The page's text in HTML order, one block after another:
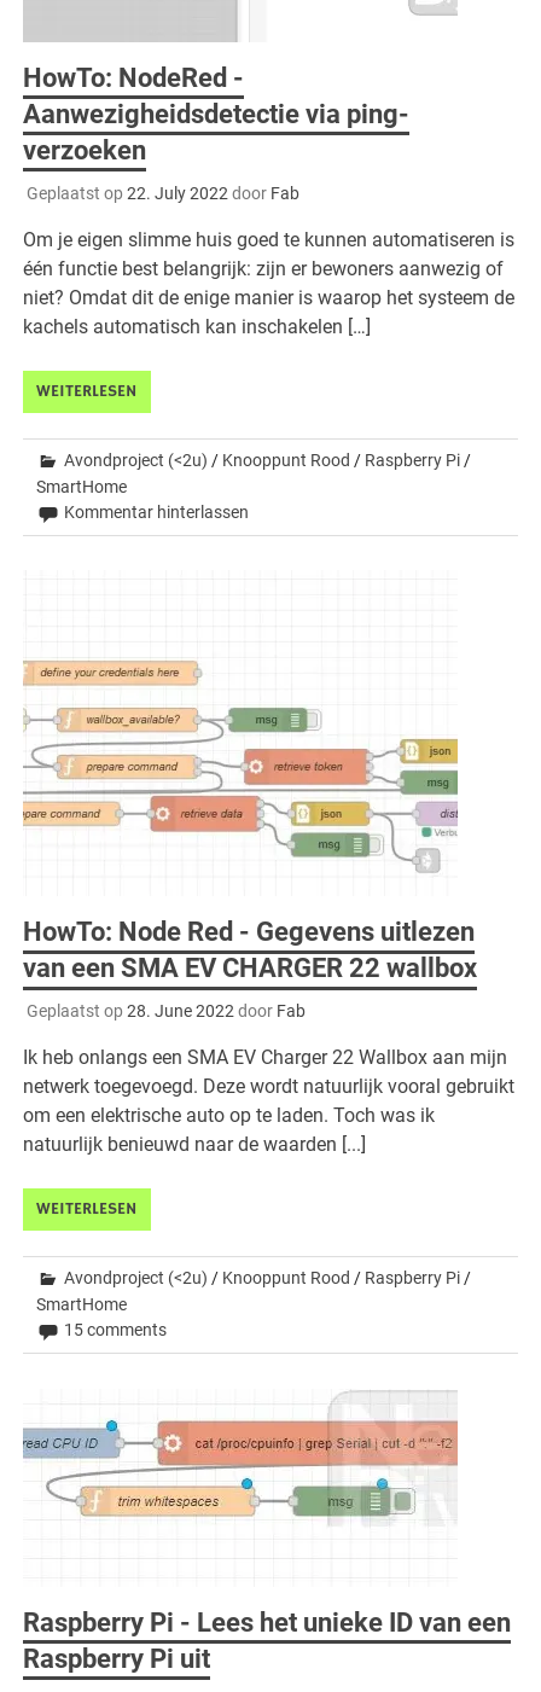
HowTo: NodeRed -
Aanwezigheidsdetectie via ping-
verzoeken
Geplaatst op 22. July 2022 door Fab
Om je eigen slimme huis goed te kunnen automatiseren is
één functie best belangrijk: zijn er bewoners aanwezig of
niet? Omdat dit de enige manier is waarop het systeem de
kachels automatisch kan inschakelen […]
WEITERLESEN
Avondproject (<2u) / Knooppunt Rood / Raspberry Pi /
SmartHome
Kommentar hinterlassen
HowTo: Node Red - Gegevens uitlezen
van een SMA EV CHARGER 22 wallbox
Geplaatst op 28. June 2022 door Fab
Ik heb onlangs een SMA EV Charger 22 Wallbox aan mijn
netwerk toegevoegd. Deze wordt natuurlijk vooral gebruikt
om een elektrische auto op te laden. Toch was ik
natuurlijk benieuwd naar de waarden [...]
WEITERLESEN
Avondproject (<2u) / Knooppunt Rood / Raspberry Pi /
SmartHome
15 comments
Raspberry Pi - Lees het unieke ID van een
Raspberry Pi uit